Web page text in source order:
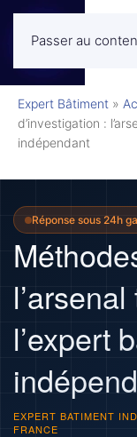
Passer au
Expert Bâtiment »
d’investigation :
indépendant
Réponse sous 24h
l’expert
EXPERT BATIMENT
FRANCE